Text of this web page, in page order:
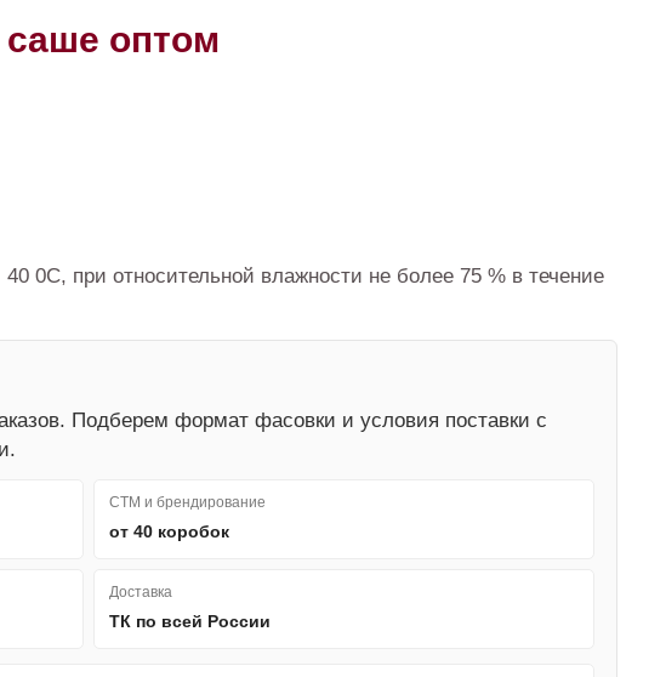
саше оптом
0С, при относительной влажности не более 75 % в течение
Подберем формат фасовки и условия поставки с
СТМ и брендирование
от 40 коробок
Доставка
ТК по всей России